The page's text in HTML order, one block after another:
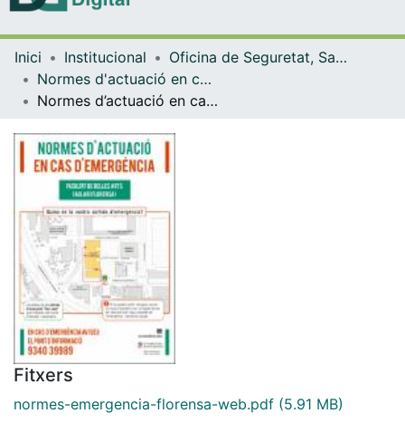
Navega per tot el DD
Inici Institucional
Oficina de Seguretat, Salut i Medi Ambient (OSSMA)
Normes d'actuació en cas d'emergència (OSSMA)
Normes d’actuació en cas d’emergència - Facultat de Belles Arts (Aulari Florensa)
Fitxers
normes-emergencia-florensa-web.pdf (5.91 MB)